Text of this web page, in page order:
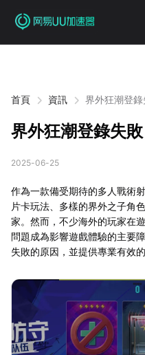
首頁 資訊 界外狂潮登錄
界外狂潮登錄失
2025-06-25
作為一款備受期待的多人戰術
片卡玩法、多樣的界外之子角
家。然而，不少海外的玩家在
問題成為影響遊戲體驗的主要
失敗的原因，並提供專業有效的